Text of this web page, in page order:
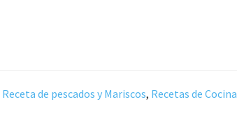
Receta de pescados y Mariscos, Recetas de Cocina